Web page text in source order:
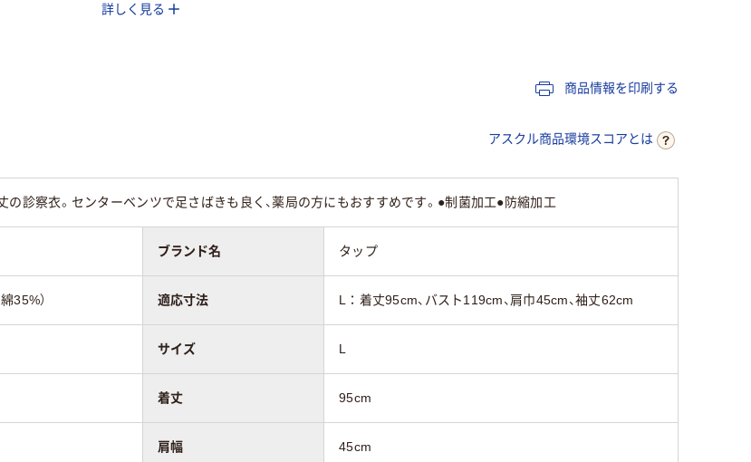
55cm～60cm 55cm～60cm
詳しく見る
商品情報を印刷する
アスクル商品環境スコアとは
の診察衣。センターベンツで足さばきも良く、薬局の方にもおすすめです。●制菌加工●防縮加工
ブランド名 タップ
35%） 適応寸法 L：着丈95cm、バスト119cm、肩巾45cm、袖丈62cm
サイズ L
着丈 95cm
肩幅 45cm